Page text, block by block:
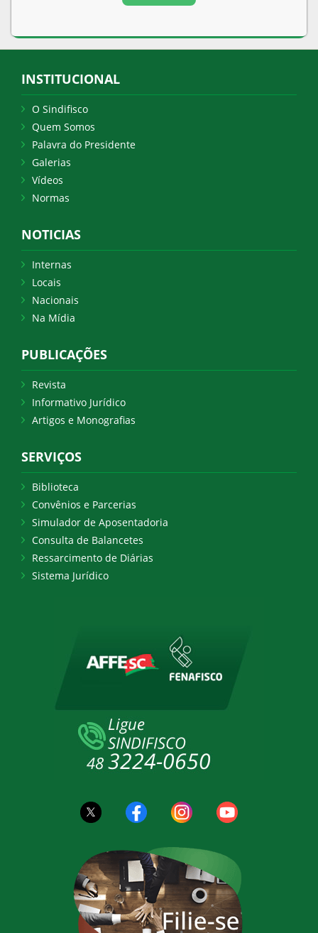
INSTITUCIONAL
O Sindifisco
Quem Somos
Palavra do Presidente
Galerias
Vídeos
Normas
NOTICIAS
Internas
Locais
Nacionais
Na Mídia
PUBLICAÇÕES
Revista
Informativo Jurídico
Artigos e Monografias
SERVIÇOS
Biblioteca
Convênios e Parcerias
Simulador de Aposentadoria
Consulta de Balancetes
Ressarcimento de Diárias
Sistema Jurídico